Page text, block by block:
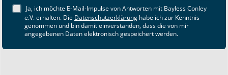
Ja, ich möchte E-Mail-Impulse von Antworten mit Bayless Conley
e.V. erhalten. Die Datenschutzerklärung habe ich zur Kenntnis
genommen und bin damit einverstanden, dass die von mir
angegebenen Daten elektronisch gespeichert werden.